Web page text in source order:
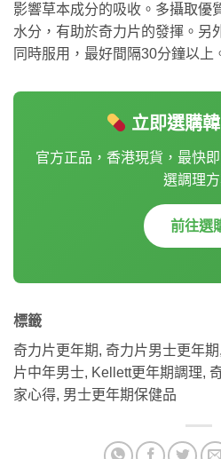
影響草本成分的吸收。多攝取優
水分，有助於奇力片的發揮。另
同時服用，最好間隔30分鐘以上
立即選購
官方正品，香港現貨，最快
選調理
前往選
標籤
奇力片更年期, 奇力片男士更年
片中年男士, Kellett更年期調理,
家心得, 男士更年期保健品